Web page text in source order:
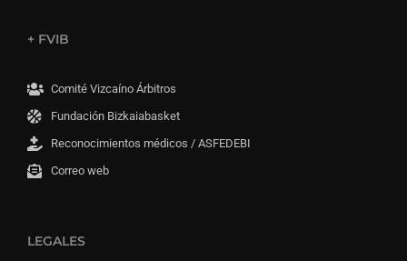
+ FVIB
Comité Vizcaíno Árbitros
Fundación Bizkaiabasket
Reconocimientos médicos / ASFEDEBI
Correo web
LEGALES